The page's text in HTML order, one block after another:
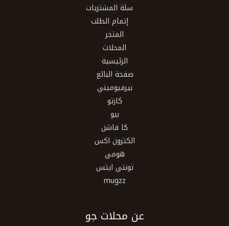
سلة المشتريات
إتمام الطلب
المتجر
المحلات
الرئيسية
صفحة البائع
بيرفيوميني
كارتو
بيو
كا فاشن
الكترون اكس
هومي
تونتي ايتس
mugzz
عن محلات جو